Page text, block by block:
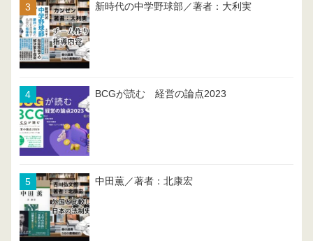
新時代の中学野球部／著者：大利実
BCGが読む 経営の論点2023
中田薫／著者：北康宏